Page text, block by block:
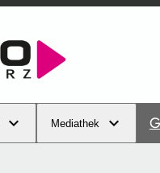
Mediathek